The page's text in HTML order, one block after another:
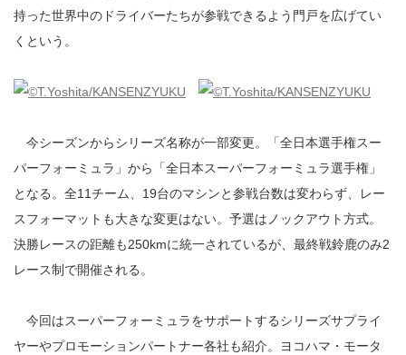
持った世界中のドライバーたちが参戦できるよう門戸を広げてい
くという。
今シーズンからシリーズ名称が一部変更。「全日本選手権スー
パーフォーミュラ」から「全日本スーパーフォーミュラ選手権」
となる。全11チーム、19台のマシンと参戦台数は変わらず、レー
スフォーマットも大きな変更はない。予選はノックアウト方式。
決勝レースの距離も250kmに統一されているが、最終戦鈴鹿のみ2
レース制で開催される。
今回はスーパーフォーミュラをサポートするシリーズサプライ
ヤーやプロモーションパートナー各社も紹介。ヨコハマ・モータ